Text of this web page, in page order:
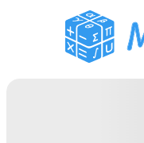
Assistente
Strumenti di